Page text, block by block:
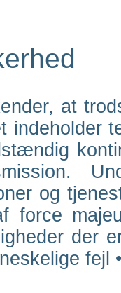
at
indeholder
og
force
der
fejl